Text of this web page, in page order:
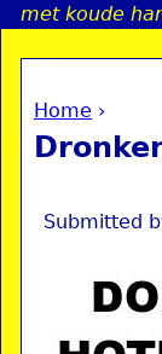
met koude
You are
Home ›
Submitted